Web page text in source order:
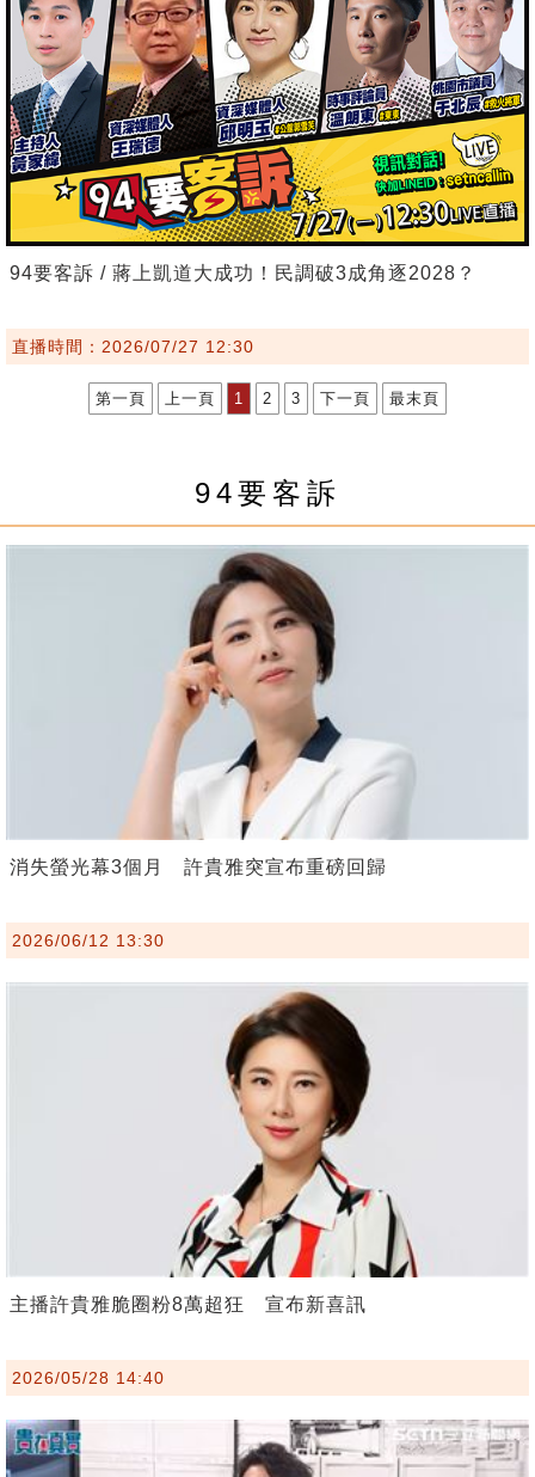
94要客訴 / 蔣上凱道大成功！民調破3成角逐2028？
直播時間：2026/07/27 12:30
第一頁 上一頁 1 2 3 下一頁 最末頁
94要客訴
消失螢光幕3個月 許貴雅突宣布重磅回歸
2026/06/12 13:30
主播許貴雅脆圈粉8萬超狂 宣布新喜訊
2026/05/28 14:40